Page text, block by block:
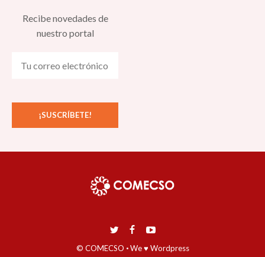
Recibe novedades de
nuestro portal
© COMECSO ·We ♥ Wordpress